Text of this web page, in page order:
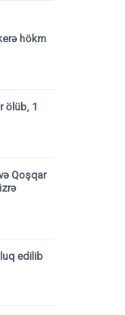
hökm
ölüb, 1
Qoşqar
edilib